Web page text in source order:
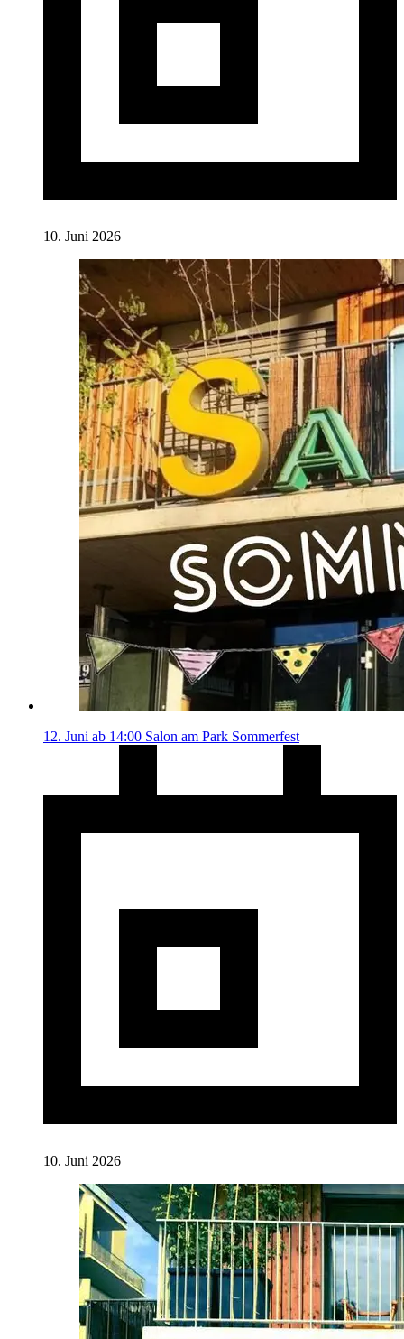
10. Juni 2026
12. Juni ab 14:00 Salon am Park Sommerfest
10. Juni 2026